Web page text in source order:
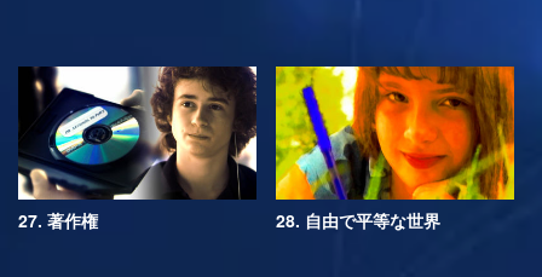
27. 著作権 28. 自由で平等な世界